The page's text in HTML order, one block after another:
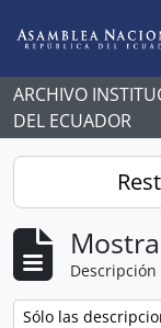
ARCHIVO
DEL ECUADOR
Remove filter:
Sólo las